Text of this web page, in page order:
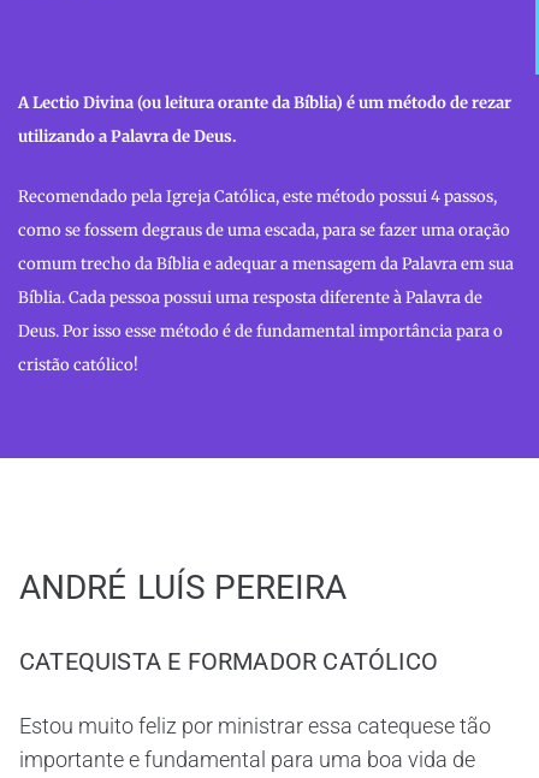
A Lectio Divina (ou leitura orante da Bíblia) é um método de rezar
utilizando a Palavra de Deus.
Recomendado pela Igreja Católica, este método possui 4 passos,
como se fossem degraus de uma escada, para se fazer uma oração
comum trecho da Bíblia e adequar a mensagem da Palavra em sua
Bíblia. Cada pessoa possui uma resposta diferente à Palavra de
Deus. Por isso esse método é de fundamental importância para o
cristão católico!
ANDRÉ LUÍS PEREIRA
CATEQUISTA E FORMADOR CATÓLICO
Estou muito feliz por ministrar essa catequese tão
importante e fundamental para uma boa vida de